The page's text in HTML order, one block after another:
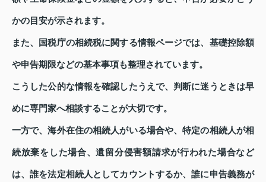
かの目安が示されます。
また、国税庁の相続税に関する情報ページでは、基礎控除額
や申告期限などの基本事項も整理されています。
こうした公的な情報を確認したうえで、判断に迷うときは早
めに専門家へ相談することが大切です。
一方で、海外在住の相続人がいる場合や、特定の相続人が相
続放棄をした場合、遺留分侵害額請求が行われた場合など
は、誰を法定相続人としてカウントするか、誰に申告義務が